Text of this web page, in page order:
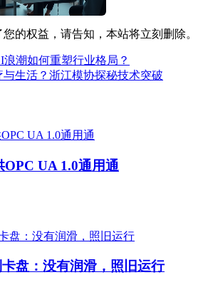
的权益，请告知，本站将立刻删除。
潮如何重塑行业格局？
生活？浙江模协探秘技术突破
UA 1.0通用通
盘：没有润滑，照旧运行